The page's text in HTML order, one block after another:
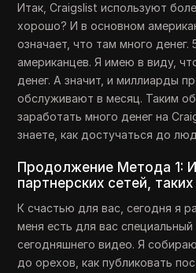
Итак, Craigslist используют
хорошо? И в основном
означает, что там много денег.
американцев. Я имею в виду,
денег. А значит, и миллиарды
обслуживают в месяц. Таким
заработать много денег на
знаете, как достучаться до
Продолжение Метода 1:
партнерских сетей,
К счастью для вас, сегодня я
меня есть для вас
сегодняшнего видео. Я
до орехов, как публиковать